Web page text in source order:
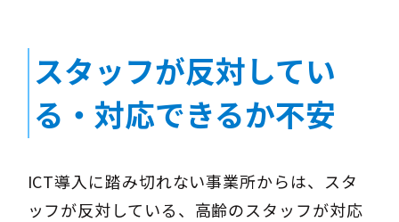
スタッフが反対してい
る・対応できるか不安
ICT導入に踏み切れない事業所からは、スタ
ッフが反対している、高齢のスタッフが対応